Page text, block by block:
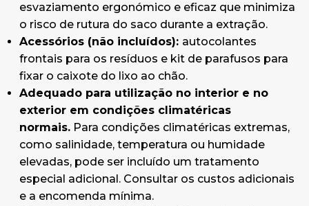
esvaziamento ergonómico e eficaz que minimiza
o risco de rutura do saco durante a extração.
Acessórios (não incluídos): autocolantes
frontais para os resíduos e kit de parafusos para
fixar o caixote do lixo ao chão.
Adequado para utilização no interior e no
exterior em condições climatéricas
normais.Para condições climatéricas extremas,
como salinidade, temperatura ou humidade
elevadas, pode ser incluído um tratamento
especial adicional. Consultar os custos adicionais
e a encomenda mínima.